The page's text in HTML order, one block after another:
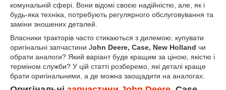
комунальній сфері. Вони відомі своєю надійністю, але, як і
будь-яка техніка, потребують регулярного обслуговування та
заміни зношених деталей.
Власники тракторів часто стикаються з дилемою: купувати
оригінальні запчастини John Deere, Case, New Holland чи
обрати аналоги? Який варіант буде кращим за ціною, якістю і
терміном служби? У цій статті розберемо, які деталі краще
брати оригінальними, а де можна заощадити на аналогах.